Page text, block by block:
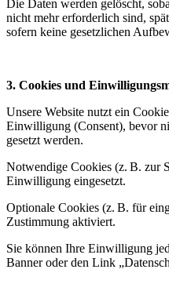
Die Daten werden gelöscht,
nicht mehr erforderlich sind,
sofern keine gesetzlichen
3. Cookies und
Unsere Website nutzt ein
Einwilligung (Consent), bevor
gesetzt werden.
Notwendige Cookies (z. B. zur
Einwilligung eingesetzt.
Optionale Cookies (z. B. für
Zustimmung aktiviert.
Sie können Ihre Einwilligung
Banner oder den Link